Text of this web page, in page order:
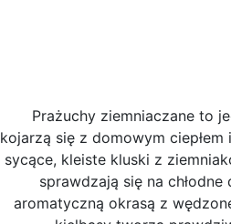
Prażuchy ziemniaczane to
kojarzą się z domowym
sycące, kleiste kluski z
sprawdzają się na chłodne
aromatyczną okrasą z